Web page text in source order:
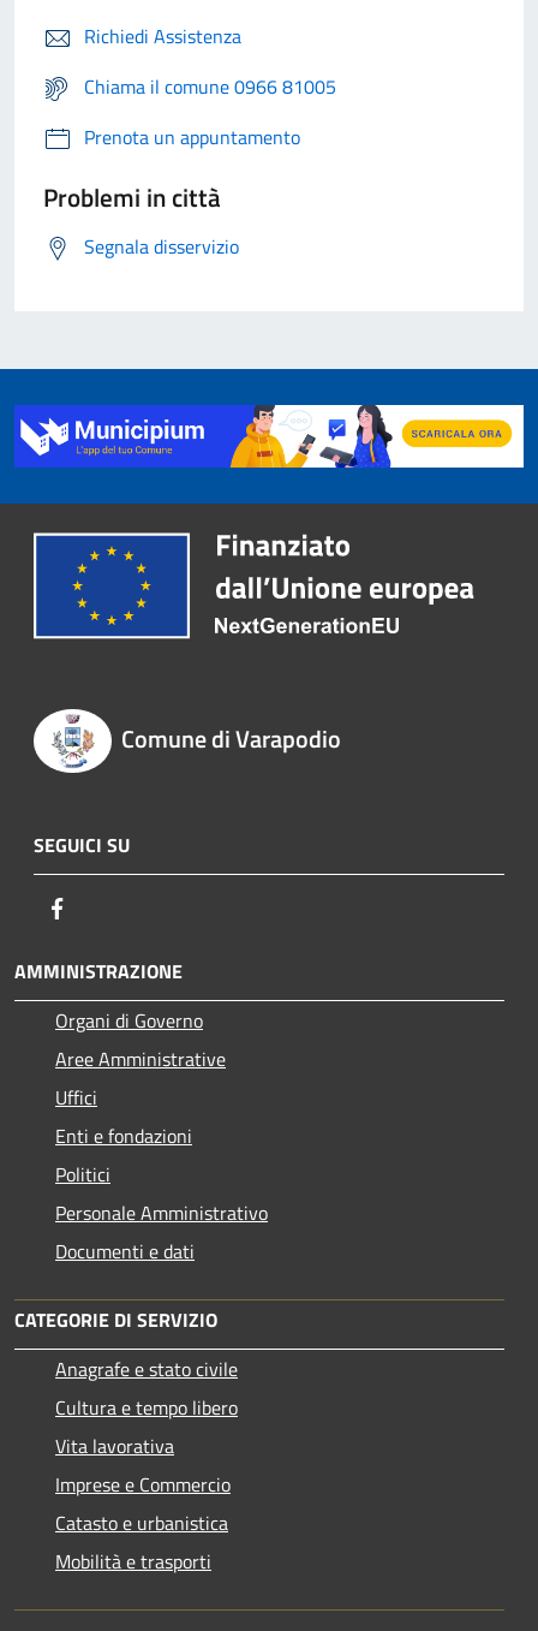
Richiedi Assistenza
Chiama il comune 0966 81005
Prenota un appuntamento
Problemi in città
Segnala disservizio
Comune di Varapodio
SEGUICI SU
AMMINISTRAZIONE
Organi di Governo
Aree Amministrative
Uffici
Enti e fondazioni
Politici
Personale Amministrativo
Documenti e dati
CATEGORIE DI SERVIZIO
Anagrafe e stato civile
Cultura e tempo libero
Vita lavorativa
Imprese e Commercio
Catasto e urbanistica
Mobilità e trasporti